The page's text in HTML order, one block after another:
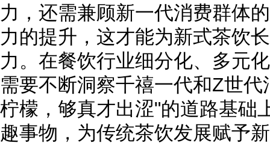
力，还需兼顾新一代消费群体
力的提升，这才能为新式茶饮
力。在餐饮行业细分化、多元
需要不断洞察千禧一代和Z世
柠檬，够真才出涩"的道路基础
趣事物，为传统茶饮发展赋予